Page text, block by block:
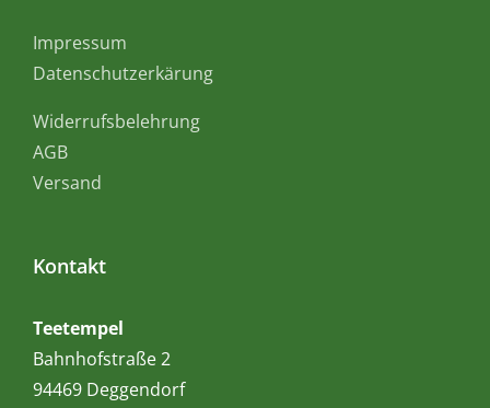
Impressum
Datenschutzerkärung
Widerrufsbelehrung
AGB
Versand
Kontakt
Teetempel
Bahnhofstraße 2
94469 Deggendorf